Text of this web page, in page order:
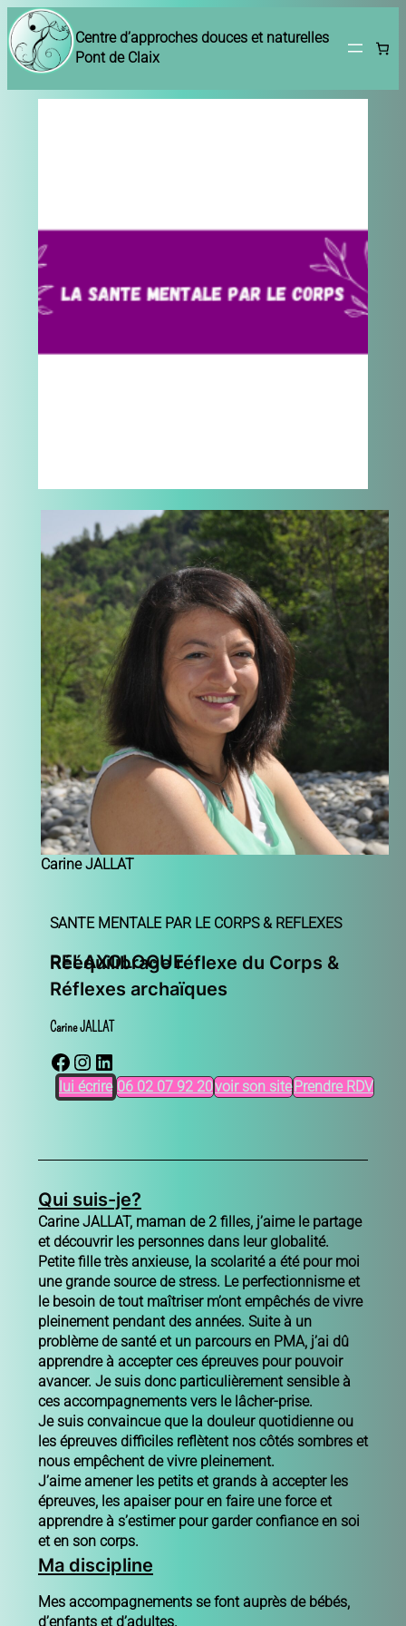
Centre d’approches douces et naturelles
Pont de Claix
Carine JALLAT
SANTE MENTALE PAR LE CORPS & REFLEXES
RELAXOLOGUE
Rééquilibrage réflexe du Corps &
Réflexes archaïques
Carine JALLAT
Facebook Instagram LinkedIn
lui écrire 06 02 07 92 20voir son sitePrendre RDV
Qui suis-je?
Carine JALLAT, maman de 2 filles, j’aime le partage
et découvrir les personnes dans leur globalité.
Petite fille très anxieuse, la scolarité a été pour moi
une grande source de stress. Le perfectionnisme et
le besoin de tout maîtriser m’ont empêchés de vivre
pleinement pendant des années. Suite à un
problème de santé et un parcours en PMA, j’ai dû
apprendre à accepter ces épreuves pour pouvoir
avancer. Je suis donc particulièrement sensible à
ces accompagnements vers le lâcher-prise.
Je suis convaincue que la douleur quotidienne ou
les épreuves difficiles reflètent nos côtés sombres et
nous empêchent de vivre pleinement.
J’aime amener les petits et grands à accepter les
épreuves, les apaiser pour en faire une force et
apprendre à s’estimer pour garder confiance en soi
et en son corps.
Ma discipline
Mes accompagnements se font auprès de bébés,
d’enfants et d’adultes.